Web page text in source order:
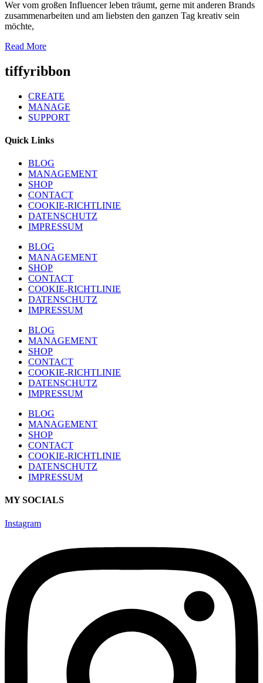
Wer vom großen Influencer leben träumt, gerne mit anderen Brands
zusammenarbeiten und am liebsten den ganzen Tag kreativ sein
möchte,
Read More
tiffyribbon
CREATE
MANAGE
SUPPORT
Quick Links
BLOG
MANAGEMENT
SHOP
CONTACT
COOKIE-RICHTLINIE
DATENSCHUTZ
IMPRESSUM
BLOG
MANAGEMENT
SHOP
CONTACT
COOKIE-RICHTLINIE
DATENSCHUTZ
IMPRESSUM
BLOG
MANAGEMENT
SHOP
CONTACT
COOKIE-RICHTLINIE
DATENSCHUTZ
IMPRESSUM
BLOG
MANAGEMENT
SHOP
CONTACT
COOKIE-RICHTLINIE
DATENSCHUTZ
IMPRESSUM
MY SOCIALS
Instagram